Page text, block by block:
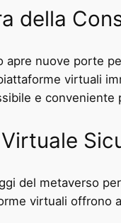
della
apre nuove porte
virtuali
e
del metaverso
virtuali offrono